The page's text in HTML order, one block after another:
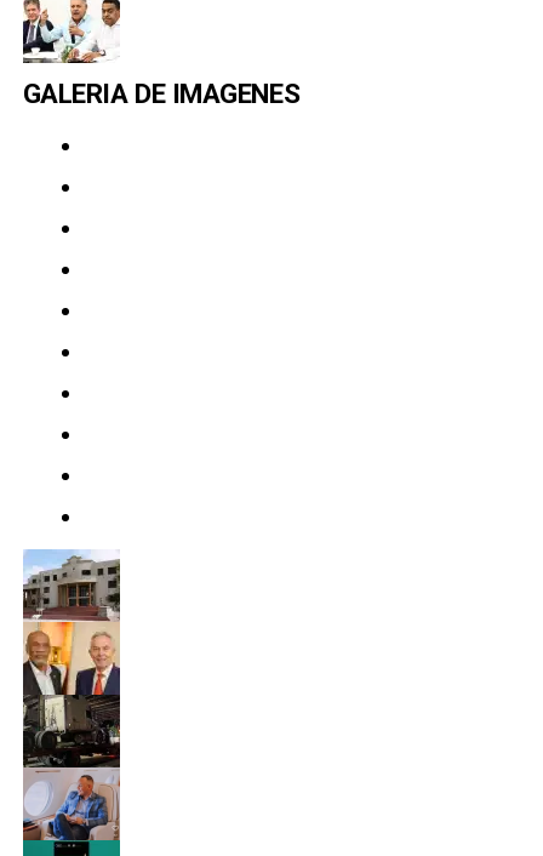
GALERIA DE IMAGENES